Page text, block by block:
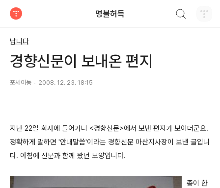
명불허득
납니다
경향신문이 보내온 편지
포세이동 2008. 12. 23. 18:15
지난 22일 회사에 들어가니 <경향신문>에서 보낸 편지가 보이더군요.
정확하게 말하면 '안내말씀'이라는 경향신문 마산지사장이 보낸 글입니
다. 아침에 신문과 함께 왔던 모양입니다.
종이 한